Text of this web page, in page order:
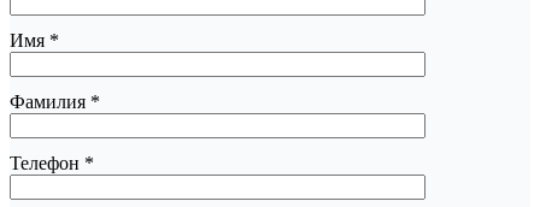
Имя *
Фамилия *
Телефон *